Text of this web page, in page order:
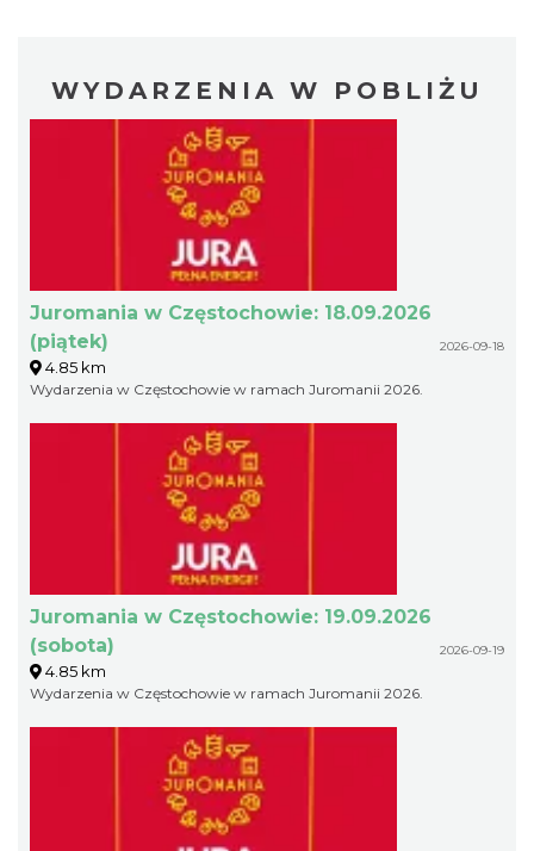
WYDARZENIA W POBLIŻU
Juromania w Częstochowie: 18.09.2026
(piątek)
2026-09-18
4.85 km
Wydarzenia w Częstochowie w ramach Juromanii 2026.
Juromania w Częstochowie: 19.09.2026
(sobota)
2026-09-19
4.85 km
Wydarzenia w Częstochowie w ramach Juromanii 2026.